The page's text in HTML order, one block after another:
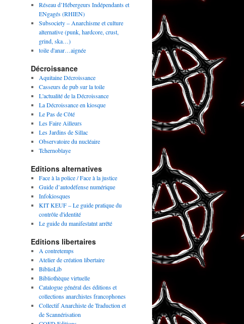
Réseau d’Hébergeurs Indépendants et
ENgagés (RHIEN)
Subsociety – Anarchisme et culture
alternative (punk, hardcore, crust,
grind, ska…)
toile d'anar…aignée
Décroissance
Aquitaine Décroissance
Casseurs de pub sur la toile
L'actualité de la Décroissance
La Décroissance en kiosque
Le Pas de Côté
Les Faire Ailleurs
Les Jardins de Sillac
Observatoire du nucléaire
Tchernoblaye
Editions alternatives
Face à la police / Face à la justice
Guide d’autodéfense numérique
Infokiosques
KIT KEUF – Le guide pratique du
contrôle d'identité
Le guide du manifestatnt arrêté
Editions libertaires
A contretemps
Atelier de création libertaire
BiblioLib
Bibliothèque virtuelle
Catalogue général des éditions et
collections anarchistes francophones
Collectif Anarchiste de Traduction et
de Scannérisation